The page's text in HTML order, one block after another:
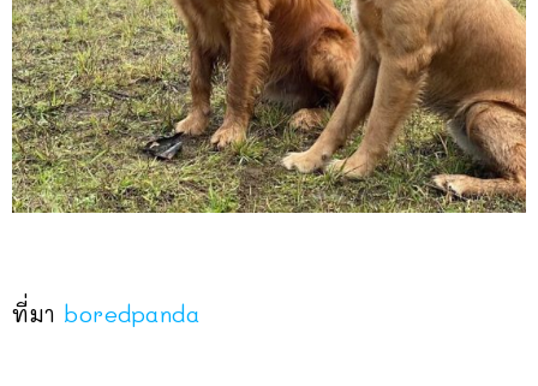
ที่มา boredpanda